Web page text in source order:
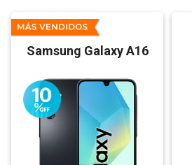
Samsung Galaxy A16